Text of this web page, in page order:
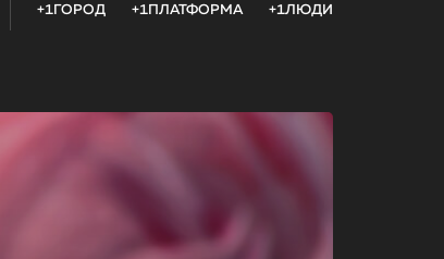
+1ГОРОД +1ПЛАТФОРМА +1ЛЮДИ